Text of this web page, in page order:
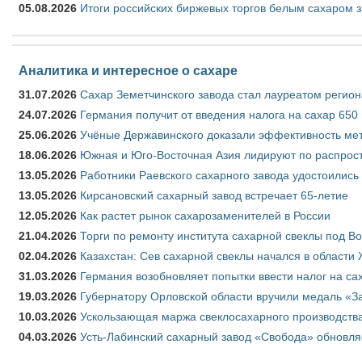
05.08.2026 Итоги российских биржевых торгов белым сахаром
Аналитика и интересное о сахаре
31.07.2026 Сахар Земетчинского завода стал лауреатом
24.07.2026 Германия получит от введения налога на сахар
25.06.2026 Учёные Державинского доказали эффективность
18.06.2026 Южная и Юго-Восточная Азия лидируют по
13.05.2026 Работники Раевского сахарного завода удостоились
13.05.2026 Кирсановский сахарный завод встречает 65-летие
12.05.2026 Как растет рынок сахарозаменителей в России
21.04.2026 Торги по ремонту института сахарной свеклы под
02.04.2026 Казахстан: Сев сахарной свеклы начался в области
31.03.2026 Германия возобновляет попытки ввести налог на
19.03.2026 Губернатору Орловской области вручили медаль
10.03.2026 Ускользающая маржа свеклосахарного
04.03.2026 Усть-Лабинский сахарный завод «Свобода»